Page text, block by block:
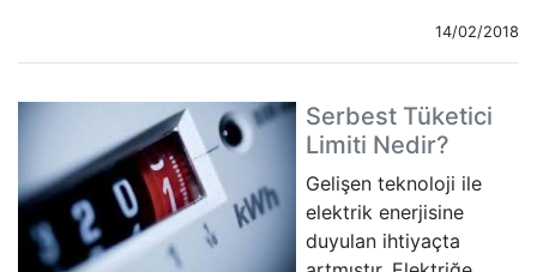
14/02/2018
Serbest Tüketici
Limiti Nedir?
Gelişen teknoloji ile
elektrik enerjisine
duyulan ihtiyaçta